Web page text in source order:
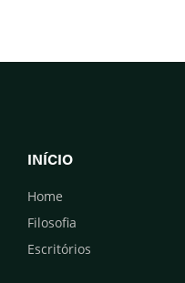
INÍCIO
Home
Filosofia
Escritórios